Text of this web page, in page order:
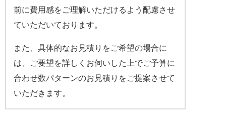
前に費用感をご理解いただけるよう配慮させ
ていただいております。
また、具体的なお見積りをご希望の場合に
は、ご要望を詳しくお伺いした上でご予算に
合わせ数パターンのお見積りをご提案させて
いただきます。